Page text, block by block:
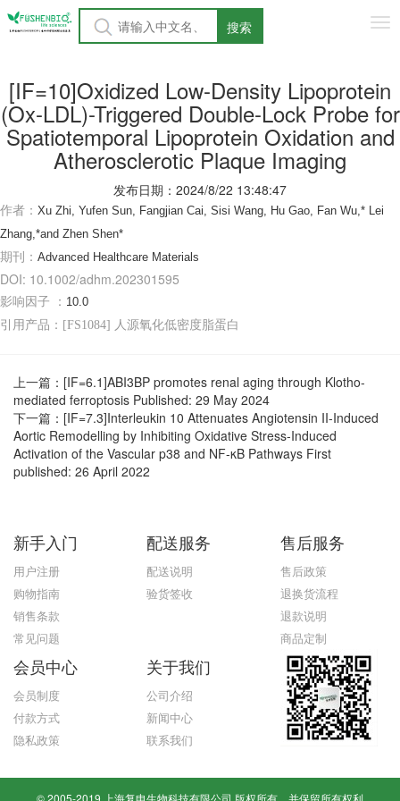
搜索
[IF=10]Oxidized Low-Density Lipoprotein
(Ox-LDL)-Triggered Double-Lock Probe for
Spatiotemporal Lipoprotein Oxidation and
Atherosclerotic Plaque Imaging
发布日期：2024/8/22 13:48:47
作者： Xu Zhi, Yufen Sun, Fangjian Cai, Sisi Wang, Hu Gao, Fan Wu,* Lei
Zhang,*and Zhen Shen*
期刊： Advanced Healthcare Materials
DOI: 10.1002/adhm.202301595
影响因子 ： 10.0
引用产品：[FS1084] 人源氧化低密度脂蛋白
上一篇： [IF=6.1]ABI3BP promotes renal aging through Klotho-
mediated ferroptosis Published: 29 May 2024
下一篇： [IF=7.3]Interleukin 10 Attenuates Angiotensin II-Induced
Aortic Remodelling by Inhibiting Oxidative Stress-Induced
Activation of the Vascular p38 and NF-κB Pathways First
published: 26 April 2022
新手入门
用户注册
购物指南
销售条款
常见问题
配送服务
配送说明
验货签收
售后服务
售后政策
退换货流程
退款说明
商品定制
会员中心
会员制度
付款方式
隐私政策
关于我们
公司介绍
新闻中心
联系我们
© 2005-2019 上海复申生物科技有限公司 版权所有，并保留所有权利